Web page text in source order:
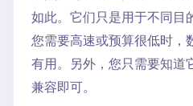
如此。它们只是用于不同目
您需要高速或预算很低时，
有用。另外，您只需要知道
兼容即可。